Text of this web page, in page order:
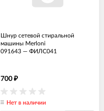
Шнур сетевой стиральной
машины Merloni
091643 — ФИЛС041
700 ₽
Нет в наличии